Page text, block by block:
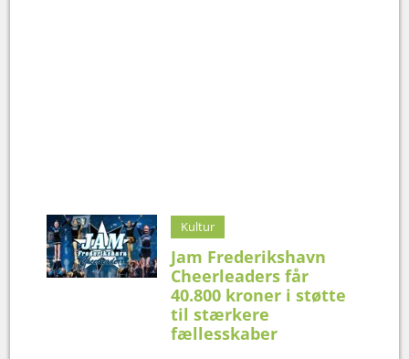
Kultur
Jam Frederikshavn
Cheerleaders får
40.800 kroner i støtte
til stærkere
fællesskaber